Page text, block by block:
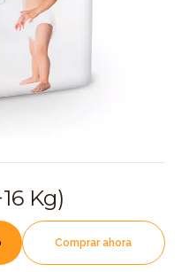
Kg)
Comprar ahora